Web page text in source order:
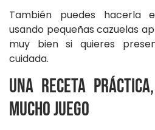
También puedes hacerla
usando pequeñas cazuelas
muy bien si quieres
cuidada.
Una receta
mucho juego